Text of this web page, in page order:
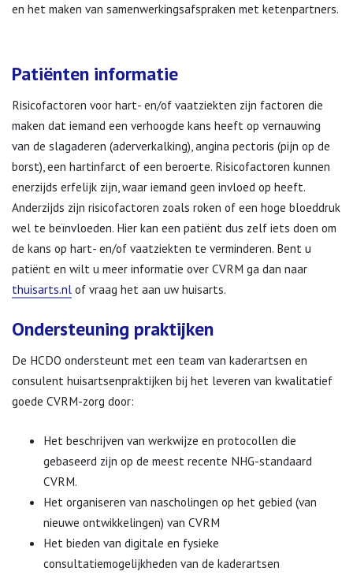
en het maken van samenwerkingsafspraken met ketenpartners.
Patiënten informatie
Risicofactoren voor hart- en/of vaatziekten zijn factoren die
maken dat iemand een verhoogde kans heeft op vernauwing
van de slagaderen (aderverkalking), angina pectoris (pijn op de
borst), een hartinfarct of een beroerte. Risicofactoren kunnen
enerzijds erfelijk zijn, waar iemand geen invloed op heeft.
Anderzijds zijn risicofactoren zoals roken of een hoge bloeddruk
wel te beïnvloeden. Hier kan een patiënt dus zelf iets doen om
de kans op hart- en/of vaatziekten te verminderen. Bent u
patiënt en wilt u meer informatie over CVRM ga dan naar
thuisarts.nl of vraag het aan uw huisarts.
Ondersteuning praktijken
De HCDO ondersteunt met een team van kaderartsen en
consulent huisartsenpraktijken bij het leveren van kwalitatief
goede CVRM-zorg door:
Het beschrijven van werkwijze en protocollen die
gebaseerd zijn op de meest recente NHG-standaard
CVRM.
Het organiseren van nascholingen op het gebied (van
nieuwe ontwikkelingen) van CVRM
Het bieden van digitale en fysieke
consultatiemogelijkheden van de kaderartsen